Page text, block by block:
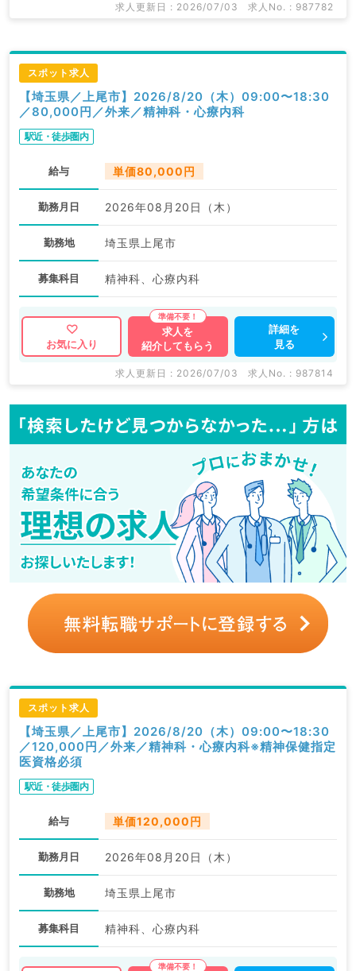
求人更新日 : 2026/07/03 求人No. : 987782
スポット求人
【埼玉県／上尾市】2026/8/20（木）09:00〜18:30
／80,000円／外来／精神科・心療内科
駅近・徒歩圏内
給与 単価80,000円
勤務月日 2026年08月20日（木）
勤務地 埼玉県上尾市
募集科目 精神科、心療内科
お気に入り
求人を
紹介してもらう
詳細を
見る
求人更新日 : 2026/07/03 求人No. : 987814
スポット求人
【埼玉県／上尾市】2026/8/20（木）09:00〜18:30
／120,000円／外来／精神科・心療内科※精神保健指定
医資格必須
駅近・徒歩圏内
給与 単価120,000円
勤務月日 2026年08月20日（木）
勤務地 埼玉県上尾市
募集科目 精神科、心療内科